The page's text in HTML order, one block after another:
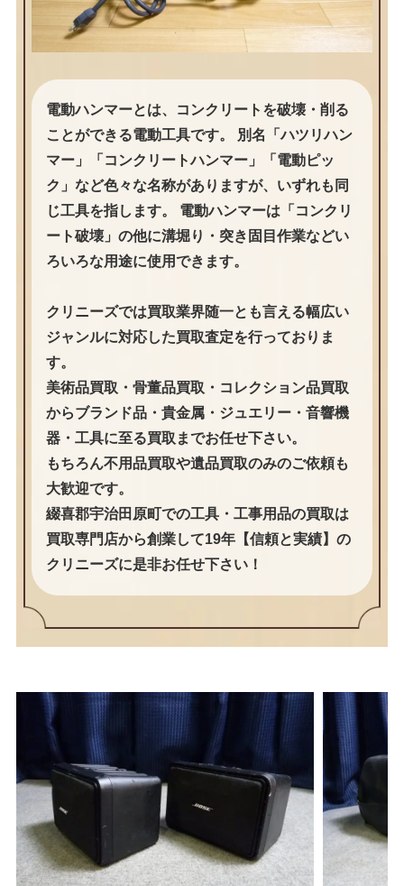
電動ハンマーとは、コンクリートを破壊・削る
ことができる電動工具です。 別名「ハツリハン
マー」「コンクリートハンマー」「電動ピッ
ク」など色々な名称がありますが、いずれも同
じ工具を指します。 電動ハンマーは「コンクリ
ート破壊」の他に溝堀り・突き固目作業などい
ろいろな用途に使用できます。
クリニーズでは買取業界随一とも言える幅広い
ジャンルに対応した買取査定を行っておりま
す。
美術品買取・骨董品買取・コレクション品買取
からブランド品・貴金属・ジュエリー・音響機
器・工具に至る買取までお任せ下さい。
もちろん不用品買取や遺品買取のみのご依頼も
大歓迎です。
綴喜郡宇治田原町での工具・工事用品の買取は
買取専門店から創業して19年【信頼と実績】の
クリニーズに是非お任せ下さい！